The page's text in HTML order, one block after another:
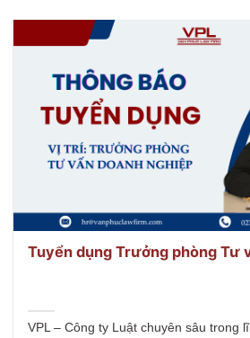
Tuyển dụng Trưởng phòng Tư
VPL – Công ty Luật chuyên sâu trong